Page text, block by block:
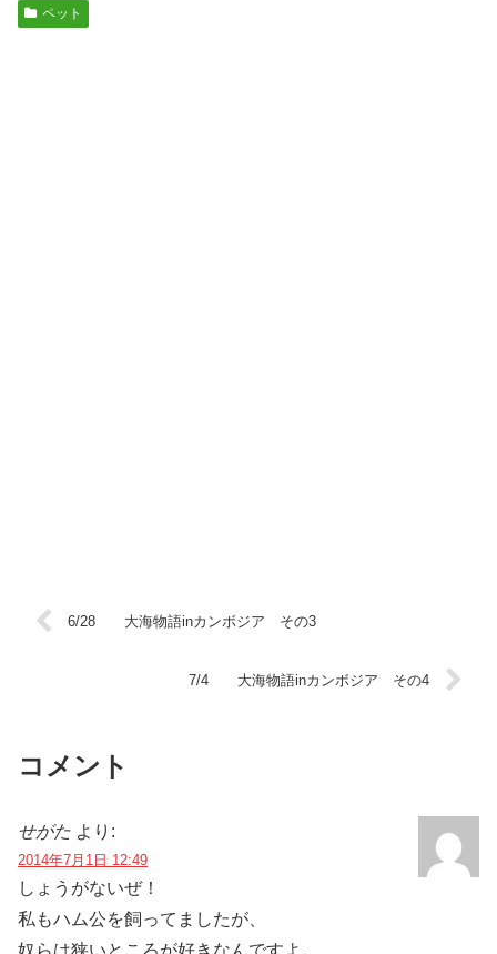
ペット
6/28 大海物語inカンボジア その3
7/4 大海物語inカンボジア その4
コメント
せがた より:
2014年7月1日 12:49
しょうがないぜ！
私もハム公を飼ってましたが、
奴らは狭いところが好きなんですよ。